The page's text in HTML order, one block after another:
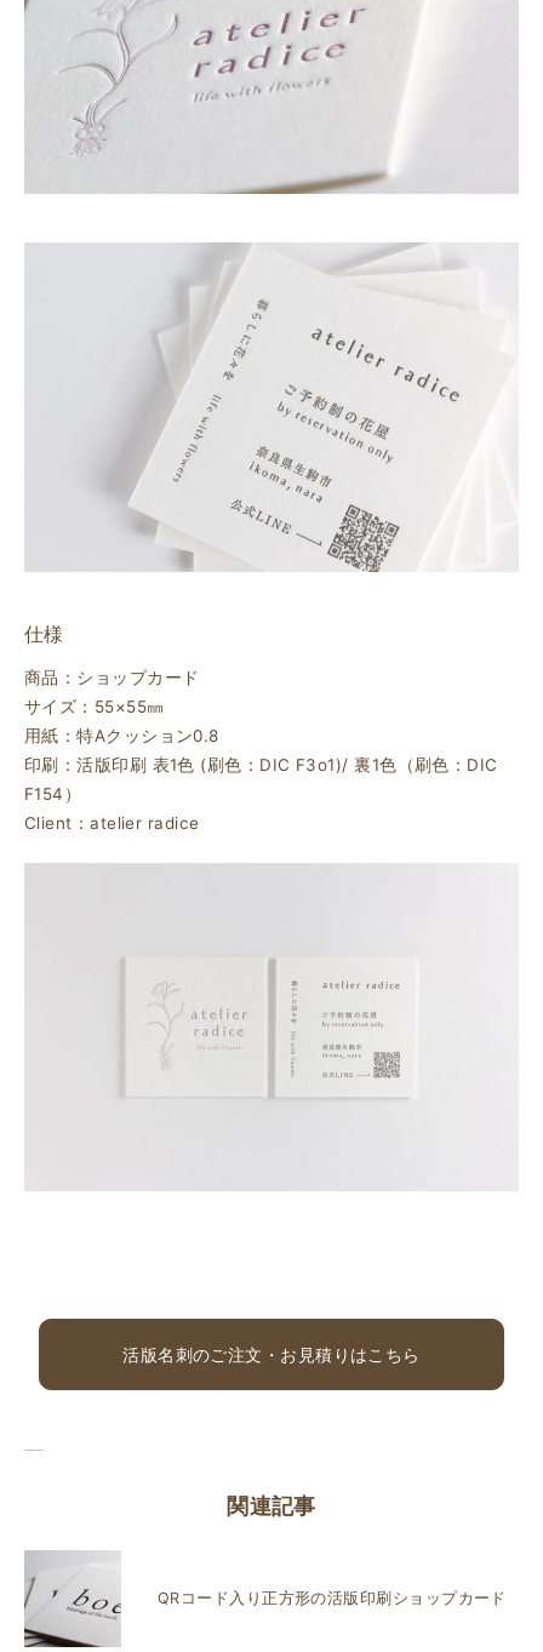
仕様
商品：ショップカード
サイズ：55×55㎜
用紙：特Aクッション0.8
印刷：活版印刷 表1色 (刷色：DIC F3o1)/ 裏1色（刷色：DIC
F154）
Client：atelier radice
活版名刺のご注文・お見積りはこちら
関連記事
QRコード入り正方形の活版印刷ショップカード